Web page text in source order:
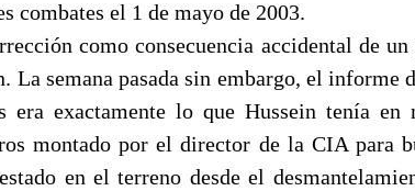
combates el 1 de mayo de 2003.
como consecuencia accidental de
La semana pasada sin embargo, el informe
era exactamente lo que Hussein tenía en
montado por el director de la CIA para
en el terreno desde el